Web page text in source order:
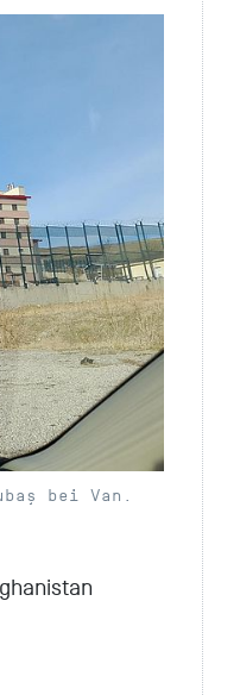
bei Van.